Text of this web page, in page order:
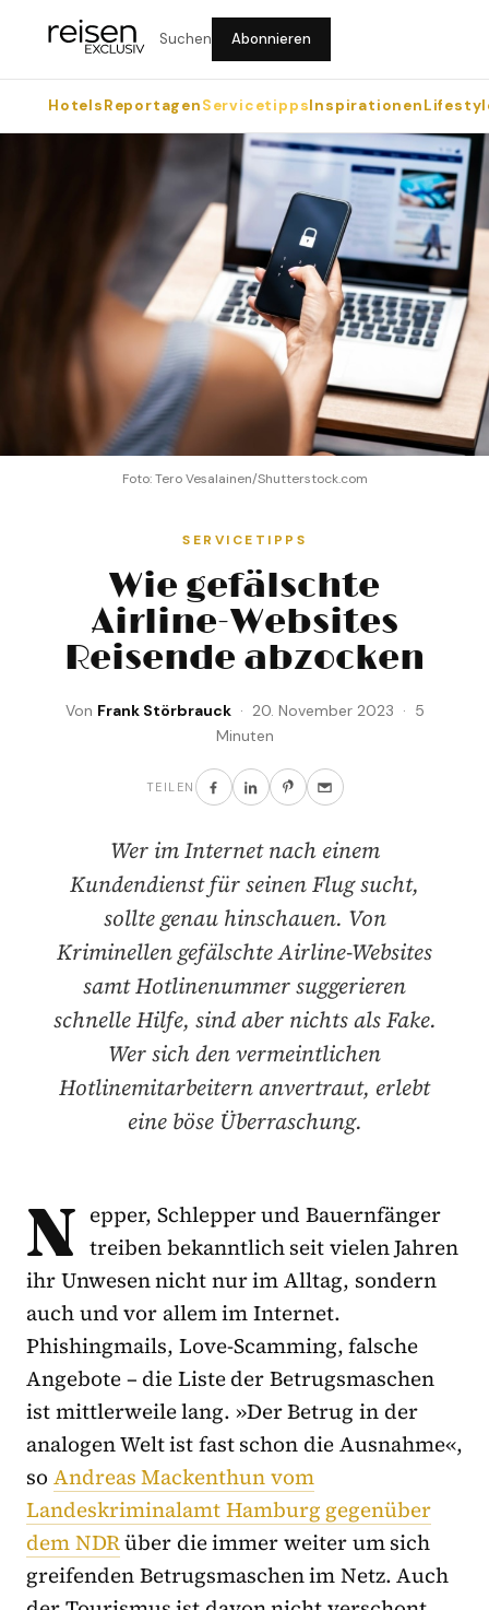
Suchen Abonnieren
HotelsReportagenServicetippsInspirationen
Foto: Tero Vesalainen/Shutterstock.com
SERVICETIPPS
Wie gefälschte
Airline-Websites
Reisende abzocken
Von Frank Störbrauck· 20. November 2023 · 5
Minuten
TEILEN
Wer im Internet nach einem
Kundendienst für seinen Flug sucht,
sollte genau hinschauen. Von
Kriminellen gefälschte Airline-Websites
samt Hotlinenummer suggerieren
schnelle Hilfe, sind aber nichts als Fake.
Wer sich den vermeintlichen
Hotlinemitarbeitern anvertraut, erlebt
eine böse Überraschung.
N epper, Schlepper und Bauernfänger
treiben bekanntlich seit vielen Jahren
ihr Unwesen nicht nur im Alltag, sondern
auch und vor allem im Internet.
Phishingmails, Love-Scamming, falsche
Angebote – die Liste der Betrugsmaschen
ist mittlerweile lang. »Der Betrug in der
analogen Welt ist fast schon die Ausnahme«,
so Andreas Mackenthun vom
Landeskriminalamt Hamburg gegenüber
dem NDRüber die immer weiter um sich
greifenden Betrugsmaschen im Netz. Auch